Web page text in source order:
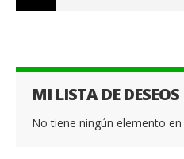
MI LISTA DE DESEOS
No tiene ningún elemento